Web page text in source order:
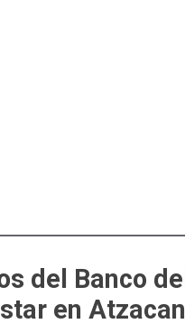
del Banco del
en Atzacan